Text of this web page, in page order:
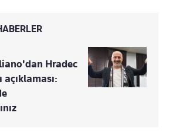
Hradec
açıklaması: